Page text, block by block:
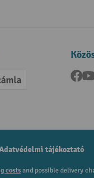
(Visa)
Számla
tájékoztató
costsand possible delivery